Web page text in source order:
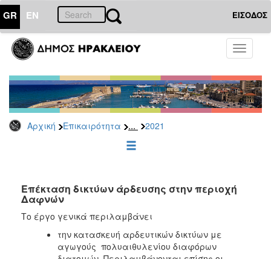
GR EN ΕΙΣΟΔΟΣ
Toggle
Αρχική Επικαιρότητα ... 2021
ΕΠΙΚΑΙΡΟΤΗΤΑ
-
Δημοπρασίες
Αρχείο
2026
2022
2021
2020
2019
Επέκταση δικτύων άρδευσης στην περιοχή
Δαφνών
Το έργο γενικά περιλαμβάνει
την κατασκευή αρδευτικών δικτύων με
αγωγούς πολυαιθυλενίου διαφόρων